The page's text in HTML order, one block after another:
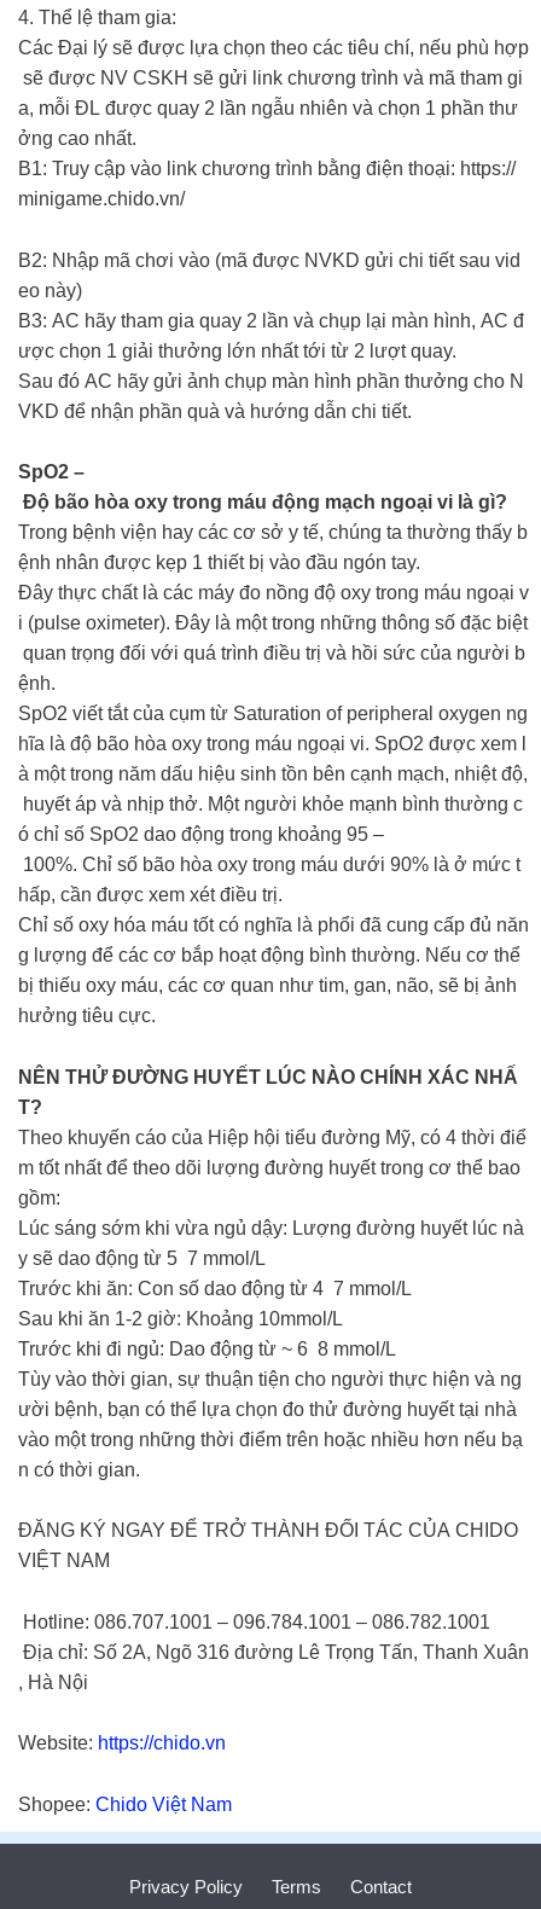
4. Thể lệ tham gia:
Các Đại lý sẽ được lựa chọn theo các tiêu chí, nếu phù hợp
sẽ được NV CSKH sẽ gửi link chương trình và mã tham gi
a, mỗi ĐL được quay 2 lần ngẫu nhiên và chọn 1 phần thư
ởng cao nhất.
B1: Truy cập vào link chương trình bằng điện thoại: https://
minigame.chido.vn/
B2: Nhập mã chơi vào (mã được NVKD gửi chi tiết sau vid
eo này)
B3: AC hãy tham gia quay 2 lần và chụp lại màn hình, AC đ
ược chọn 1 giải thưởng lớn nhất tới từ 2 lượt quay.
Sau đó AC hãy gửi ảnh chụp màn hình phần thưởng cho N
VKD để nhận phần quà và hướng dẫn chi tiết.
SpO2 –
Độ bão hòa oxy trong máu động mạch ngoại vi là gì?
Trong bệnh viện hay các cơ sở y tế, chúng ta thường thấy b
ệnh nhân được kẹp 1 thiết bị vào đầu ngón tay.
Đây thực chất là các máy đo nồng độ oxy trong máu ngoại v
i (pulse oximeter). Đây là một trong những thông số đặc biệt
quan trọng đối với quá trình điều trị và hồi sức của người b
ệnh.
SpO2 viết tắt của cụm từ Saturation of peripheral oxygen ng
hĩa là độ bão hòa oxy trong máu ngoại vi. SpO2 được xem l
à một trong năm dấu hiệu sinh tồn bên cạnh mạch, nhiệt độ,
huyết áp và nhịp thở. Một người khỏe mạnh bình thường c
ó chỉ số SpO2 dao động trong khoảng 95 –
100%. Chỉ số bão hòa oxy trong máu dưới 90% là ở mức t
hấp, cần được xem xét điều trị.
Chỉ số oxy hóa máu tốt có nghĩa là phổi đã cung cấp đủ năn
g lượng để các cơ bắp hoạt động bình thường. Nếu cơ thể
bị thiếu oxy máu, các cơ quan như tim, gan, não, sẽ bị ảnh
hưởng tiêu cực.
NÊN THỬ ĐƯỜNG HUYẾT LÚC NÀO CHÍNH XÁC NHẤ
T?
Theo khuyến cáo của Hiệp hội tiểu đường Mỹ, có 4 thời điể
m tốt nhất để theo dõi lượng đường huyết trong cơ thể bao
gồm:
Lúc sáng sớm khi vừa ngủ dậy: Lượng đường huyết lúc nà
y sẽ dao động từ 5 7 mmol/L
Trước khi ăn: Con số dao động từ 4 7 mmol/L
Sau khi ăn 1-2 giờ: Khoảng 10mmol/L
Trước khi đi ngủ: Dao động từ ~ 6 8 mmol/L
Tùy vào thời gian, sự thuận tiện cho người thực hiện và ng
ười bệnh, bạn có thể lựa chọn đo thử đường huyết tại nhà
vào một trong những thời điểm trên hoặc nhiều hơn nếu bạ
n có thời gian.
ĐĂNG KÝ NGAY ĐỂ TRỞ THÀNH ĐỐI TÁC CỦA CHIDO
VIỆT NAM
Hotline: 086.707.1001 – 096.784.1001 – 086.782.1001
Địa chỉ: Số 2A, Ngõ 316 đường Lê Trọng Tấn, Thanh Xuân
, Hà Nội
Website: https://chido.vn
Shopee: Chido Việt Nam
Privacy Policy Terms Contact